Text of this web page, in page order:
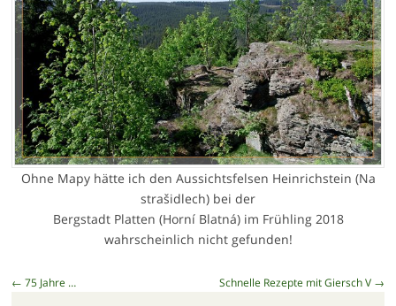
Ohne Mapy hätte ich den Aussichtsfelsen Heinrichstein (Na
strašidlech) bei der
Bergstadt Platten (Horní Blatná) im Frühling 2018
wahrscheinlich nicht gefunden!
Beitragsnavigation
← 75 Jahre … Schnelle Rezepte mit Giersch V →